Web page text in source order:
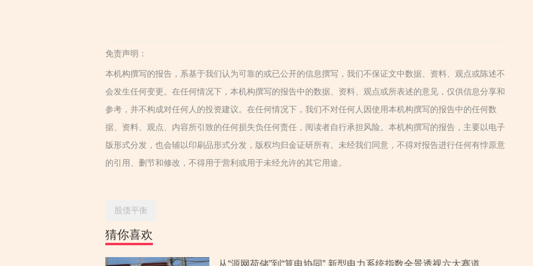
免责声明：
本机构撰写的报告，系基于我们认为可靠的或已公开的信息撰写，我们不保证文中数据、资料、观点或陈述不
会发生任何变更。在任何情况下，本机构撰写的报告中的数据、资料、观点或所表述的意见，仅供信息分享和
参考，并不构成对任何人的投资建议。在任何情况下，我们不对任何人因使用本机构撰写的报告中的任何数
据、资料、观点、内容所引致的任何损失负任何责任，阅读者自行承担风险。本机构撰写的报告，主要以电子
版形式分发，也会辅以印刷品形式分发，版权均归金证研所有。未经我们同意，不得对报告进行任何有悖原意
的引用、删节和修改，不得用于营利或用于未经允许的其它用途。
股债平衡
猜你喜欢